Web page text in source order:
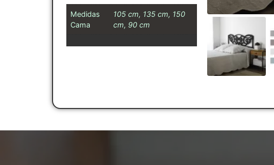
Medidas
Cama
105 cm, 135 cm, 150
cm, 90 cm